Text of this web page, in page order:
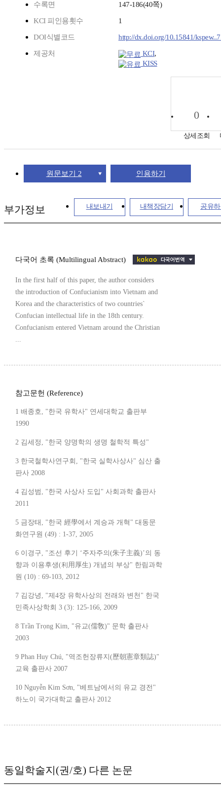
수록면 147-186(40쪽)
KCI 피인용횟수 1
DOI식별코드 http://dx.doi.org/10.15841/
제공처 KCI,
KISS
0
상세조회
원문보기 2 인용하기
내보내기 내책장담기 공유
부가정보
다국어 초록 (Multilingual Abstract)
In the first half of this paper, the author considers
the introduction of Confucianism into Vietnam and
Korea and the characteristics of two countries`
Confucian intellectual life in the 18th century.
Confucianism entered Vietnam around the Christian
참고문헌 (Reference)
1 배종호, "한국 유학사" 연세대학교 출판부
1990
2 김세정, "한국 양명학의 생명 철학적 특성"
3 한국철학사연구회, "한국 실학사상사" 심산 출
판사 2008
4 김성범, "한국 사상사 도입" 사회과학 출판사
2011
5 금장태, "한국 經學에서 계승과 개혁" 대동문
화연구원 (49) : 1-37, 2005
6 이경구, "조선 후기 ‘주자주의(朱子主義)’의 동
향과 이용후생(利用厚生) 개념의 부상" 한림과학
원 (10) : 69-103, 2012
7 김강녕, "제4장 유학사상의 전래와 변천" 한국
민족사상학회 3 (3): 125-166, 2009
8 Trần Trọng Kim, "유교(儒敎)" 문학 출판사
2003
9 Phan Huy Chú, "역조헌장류지(歷朝憲章類誌)"
교육 출판사 2007
10 Nguyễn Kim Sơn, "베트남에서의 유교 경전"
하노이 국가대학교 출판사 2012
동일학술지(권/호) 다른 논문